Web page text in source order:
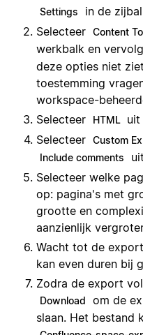
Settings
in de
Selecteer Content
werkbalk en
deze opties niet
toestemming
workspace-
Selecteer
HTML uit
Selecteer Custom
Include comments
Selecteer welke
op: pagina's met
grootte en
aanzienlijk
Wacht tot de
kan even duren bij
Zodra de export
Download
om de
slaan. Het bestand